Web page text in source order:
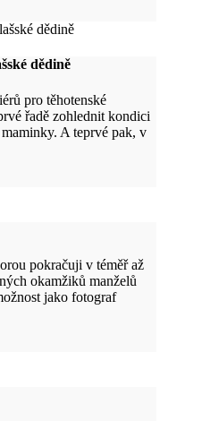
dědině
pro těhotenské
řadě zohlednit kondici
A teprvé pak, v
pokračuji v téměř až
okamžiků manželů
jako fotograf